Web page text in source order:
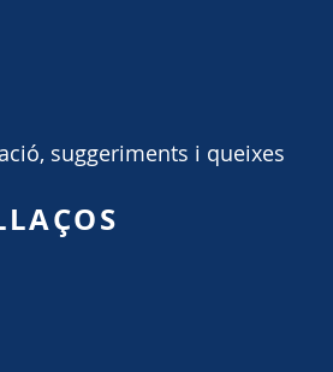
suggeriments i queixes